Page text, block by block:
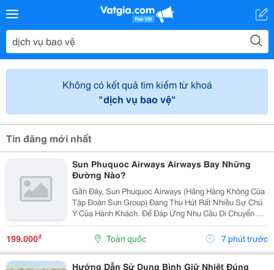
Không có kết quả tìm kiếm từ khoá
"dịch vụ bao vệ"
Tin đăng mới nhất
Sun Phuquoc Airways Airways Bay Những
Đường Nào?
Gần Đây, Sun Phuquoc Airways (Hãng Hàng Không Của
Tập Đoàn Sun Group) Đang Thu Hút Rất Nhiều Sự Chú
Ý Của Hành Khách. Để Đáp Ứng Nhu Cầu Di Chuyển Và
Du Lịch, Hãng Đang Liên Tục Mở Rộng Mạng Lưới Bay,
Kết Nối Trực Tiếp Phú Quốc Với Nhiều Tỉnh Thành...
199.000₫ Toàn quốc 7 phút trước
Hướng Dẫn Sử Dụng Bình Giữ Nhiệt Đúng